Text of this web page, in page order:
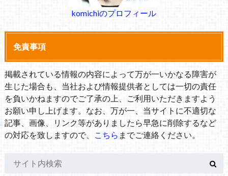
komichiのプロフィール
免責事項
掲載されている情報の内容によって万が一いかなる障害が
生じた場合も、当社および情報提供者としては一切の責任
を負いかねますのでご了承の上、ご利用いただきますよう
お願い申し上げます。なお、万が一、当サイトに不適切な
記事、画像、リンク等がありましたら早急に削除するなど
の対応を致しますので、
こちら までご連絡ください。